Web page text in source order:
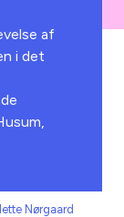
af
i det
Nørgaard